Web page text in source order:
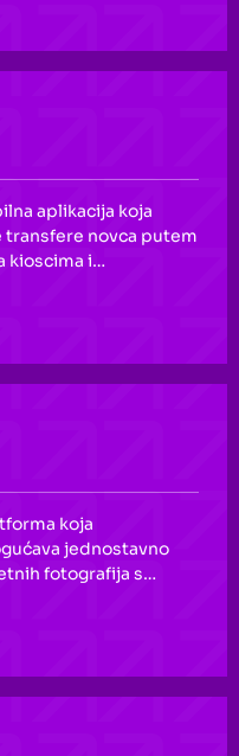
aplikacija koja
novca putem
kioscima i
i usluga putem
novčanik s
koja
jednostavno
fotografija s
uspomene s